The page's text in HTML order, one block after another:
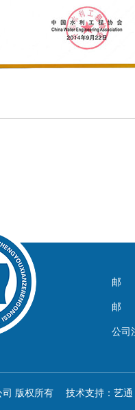
邮
邮
公司
司 版权所有 技术支持： 艺通